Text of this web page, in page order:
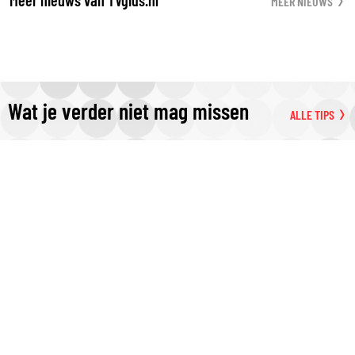
Wat je verder niet mag missen ALLE TIPS